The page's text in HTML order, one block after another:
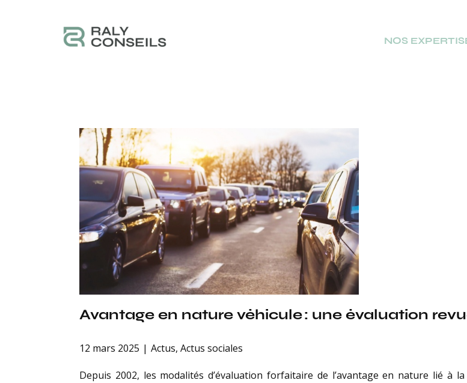
NOS
Avantage en nature véhicule : une évaluation
12 mars 2025 Actus, Actus sociales
Depuis 2002, les modalités d’évaluation forfaitaire de l’avantage en nature lié à